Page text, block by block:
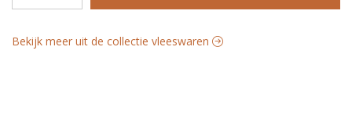
Bekijk meer uit de collectie vleeswaren